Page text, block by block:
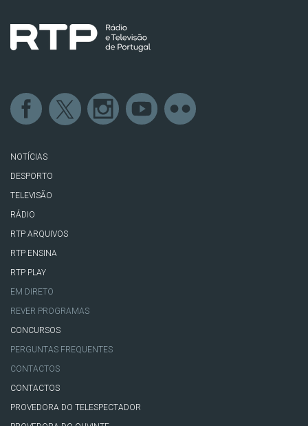
NOTÍCIAS
DESPORTO
TELEVISÃO
RÁDIO
RTP ARQUIVOS
RTP ENSINA
RTP PLAY
EM DIRETO
REVER PROGRAMAS
CONCURSOS
PERGUNTAS FREQUENTES
CONTACTOS
CONTACTOS
PROVEDORA DO TELESPECTADOR